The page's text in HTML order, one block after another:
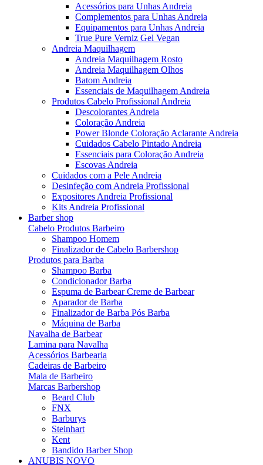
Acessórios para Unhas Andreia
Complementos para Unhas Andreia
Equipamentos para Unhas Andreia
True Pure Verniz Gel Vegan
Andreia Maquilhagem
Andreia Maquilhagem Rosto
Andreia Maquilhagem Olhos
Batom Andreia
Essenciais de Maquilhagem Andreia
Produtos Cabelo Profissional Andreia
Descolorantes Andreia
Coloração Andreia
Power Blonde Coloração Aclarante Andreia
Cuidados Cabelo Pintado Andreia
Essenciais para Coloração Andreia
Escovas Andreia
Cuidados com a Pele Andreia
Desinfeção com Andreia Profissional
Expositores Andreia Profissional
Kits Andreia Profissional
Barber shop
Cabelo Produtos Barbeiro
Shampoo Homem
Finalizador de Cabelo Barbershop
Produtos para Barba
Shampoo Barba
Condicionador Barba
Espuma de Barbear Creme de Barbear
Aparador de Barba
Finalizador de Barba Pós Barba
Máquina de Barba
Navalha de Barbear
Lamina para Navalha
Acessórios Barbearia
Cadeiras de Barbeiro
Mala de Barbeiro
Marcas Barbershop
Beard Club
FNX
Barburys
Steinhart
Kent
Bandido Barber Shop
ANUBIS NOVO